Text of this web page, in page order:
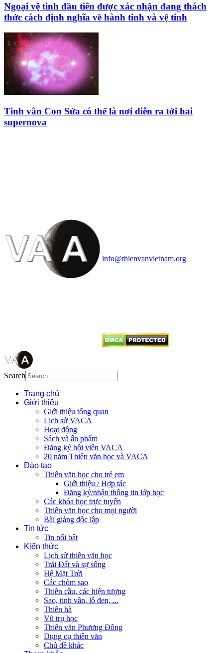
Ngoại vệ tinh đầu tiên được xác nhận đang thách
thức cách định nghĩa về hành tinh và vệ tinh
Tinh vân Con Sứa có thể là nơi diễn ra tới hai
supernova
info@thienvanvietnam.org
Search
Trang chủ
Giới thiệu
Giới thiệu tổng quan
Lịch sử VACA
Hoạt động
Sách và ấn phẩm
Đăng ký hội viên VACA
20 năm Thiên văn học và VACA
Đào tạo
Thiên văn học cho trẻ em
Giới thiệu / Hợp tác
Đăng ký/nhận thông tin lớp học
Các khóa học trực tuyến
Thiên văn học cho mọi người
Bài giảng độc lập
Tin tức
Tin nổi bật
Kiến thức
Lịch sử thiên văn học
Trái Đất và sự sống
Hệ Mặt Trời
Các chòm sao
Thiên cầu, các hiện tượng
Sao, tinh vân, lỗ đen, ...
Thiên hà
Vũ trụ học
Thiên văn Phương Đông
Dụng cụ thiên văn
Chủ đề khác